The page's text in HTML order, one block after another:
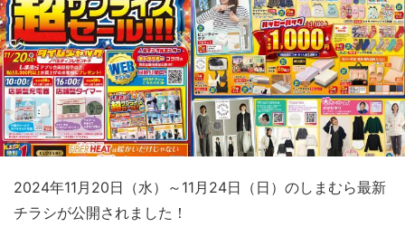
2024年11月20日（水）～11月24日（日）のしまむら最新
チラシが公開されました！